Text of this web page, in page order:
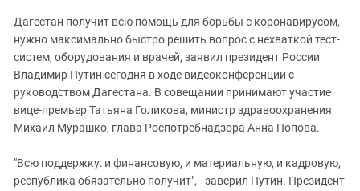
Дагестан получит всю помощь для борьбы с коронавирусом,
нужно максимально быстро решить вопрос с нехваткой тест-
систем, оборудования и врачей, заявил президент России
Владимир Путин сегодня в ходе видеоконференции с
руководством Дагестана. В совещании принимают участие
вице-премьер Татьяна Голикова, министр здравоохранения
Михаил Мурашко, глава Роспотребнадзора Анна Попова.
"Всю поддержку: и финансовую, и материальную, и кадровую,
республика обязательно получит", - заверил Путин. Президент